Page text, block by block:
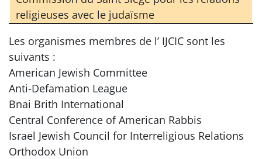
religieuses avec le judaïsme
Les organismes membres de l’ IJCIC sont les
suivants :
American Jewish Committee
Anti-Defamation League
Bnai Brith International
Central Conference of American Rabbis
Israel Jewish Council for Interreligious Relations
Orthodox Union